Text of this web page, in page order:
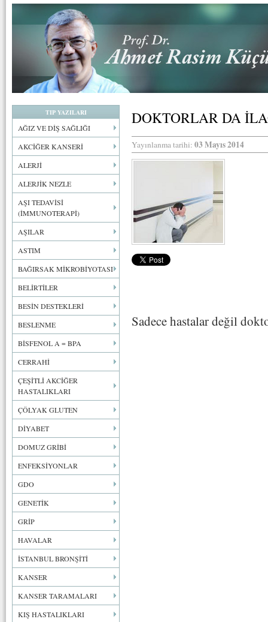
TIP YAZILARI
AĞIZ VE DİŞ SAĞLIĞI
AKCİĞER KANSERİ
ALERJİ
ALERJİK NEZLE
AŞI TEDAVİSİ
(İMMUNOTERAPİ)
AŞILAR
ASTIM
BAĞIRSAK MİKROBİYOTASI
BELİRTİLER
BESİN DESTEKLERİ
BESLENME
BİSFENOL A = BPA
CERRAHİ
ÇEŞİTLİ AKCİĞER
HASTALIKLARI
ÇÖLYAK GLUTEN
DİYABET
DOMUZ GRİBİ
ENFEKSİYONLAR
GDO
GENETİK
GRİP
HAVALAR
İSTANBUL BRONŞİTİ
KANSER
KANSER TARAMALARI
KIŞ HASTALIKLARI
DOKTORLAR DA
Yayınlanma tarihi: 03 Mayıs 2014
Sadece hastalar değil